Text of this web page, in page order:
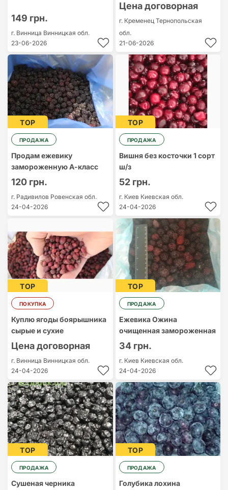
149 грн.
г. Винница Винницкая обл.
23-06-2026
Цена договорная
г. Кременец Тернопольская
обл.
21-06-2026
TOP
ПРОДАЖА
Продам ежевику
замороженную А-класс
120 грн.
г. Радивилов Ровенская обл.
24-04-2026
TOP
ПРОДАЖА
Вишня без косточки 1 сорт
ш/з
52 грн.
г. Киев Киевская обл.
24-04-2026
TOP
ПОКУПКА
Куплю ягоды боярышника
сырые и сухие
Цена договорная
г. Винница Винницкая обл.
24-04-2026
TOP
ПРОДАЖА
Ежевика Ожина
очищенная замороженная
34 грн.
г. Киев Киевская обл.
24-04-2026
TOP
ПРОДАЖА
Сушеная черника
TOP
ПРОДАЖА
Голубика лохина